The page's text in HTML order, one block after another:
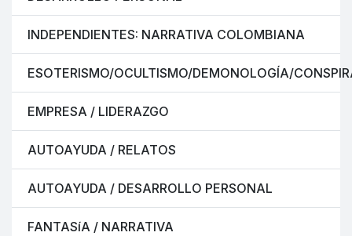
INDEPENDIENTES: NARRATIVA COLOMBIANA
ESOTERISMO/OCULTISMO/DEMONOLOGÍA/
EMPRESA / LIDERAZGO
AUTOAYUDA / RELATOS
AUTOAYUDA / DESARROLLO PERSONAL
FANTASíA / NARRATIVA